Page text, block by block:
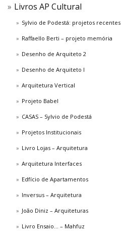
Livros AP Cultural
Sylvio de Podestá: projetos recentes
Raffaello Berti – projeto memória
Desenho de Arquiteto 2
Desenho de Arquiteto I
Arquitetura Vertical
Projeto Babel
CASAS – Sylvio de Podestá
Projetos Institucionais
Livro Lojas – Arquitetura
Arquitetura Interfaces
Edfício de Apartamentos
Inversus – Arquitetura
João Diniz – Arquiteturas
Livro Ensaio… – Mahfuz